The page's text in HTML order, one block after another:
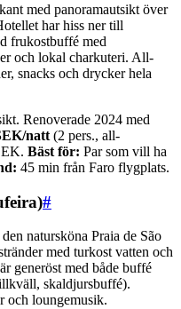
med panoramautsikt över
har hiss ner till
frukostbuffé med
och lokal charkuteri. All-
snacks och drycker hela
Renoverade 2024 med
natt (2 pers., all-
Bäst för: Par som vill ha
45 min från Faro flygplats.
#
natursköna Praia de São
med turkost vatten och
generöst med både buffé
skaldjursbuffé).
och loungemusik.